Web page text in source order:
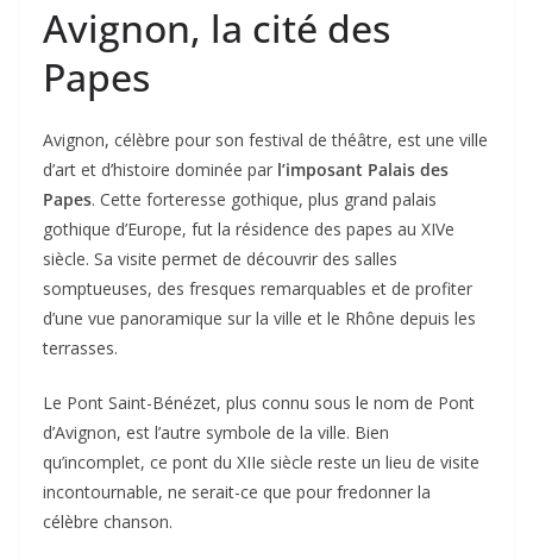
Avignon, la cité des
Papes
Avignon, célèbre pour son festival de théâtre, est une ville
d’art et d’histoire dominée par l’imposant Palais des
Papes. Cette forteresse gothique, plus grand palais
gothique d’Europe, fut la résidence des papes au XIVe
siècle. Sa visite permet de découvrir des salles
somptueuses, des fresques remarquables et de profiter
d’une vue panoramique sur la ville et le Rhône depuis les
terrasses.
Le Pont Saint-Bénézet, plus connu sous le nom de Pont
d’Avignon, est l’autre symbole de la ville. Bien
qu’incomplet, ce pont du XIIe siècle reste un lieu de visite
incontournable, ne serait-ce que pour fredonner la
célèbre chanson.